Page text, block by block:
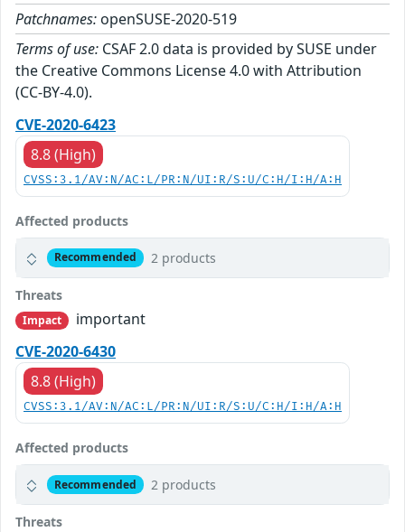
Patchnames: openSUSE-2020-519
Terms of use: CSAF 2.0 data is provided by SUSE under
the Creative Commons License 4.0 with Attribution
(CC-BY-4.0).
CVE-2020-6423
8.8 (High)
CVSS:3.1/AV:N/AC:L/PR:N/UI:R/S:U/C:H/I:H/A:H
Affected products
Recommended 2 products
Threats
Impact
important
CVE-2020-6430
8.8 (High)
CVSS:3.1/AV:N/AC:L/PR:N/UI:R/S:U/C:H/I:H/A:H
Affected products
Recommended 2 products
Threats